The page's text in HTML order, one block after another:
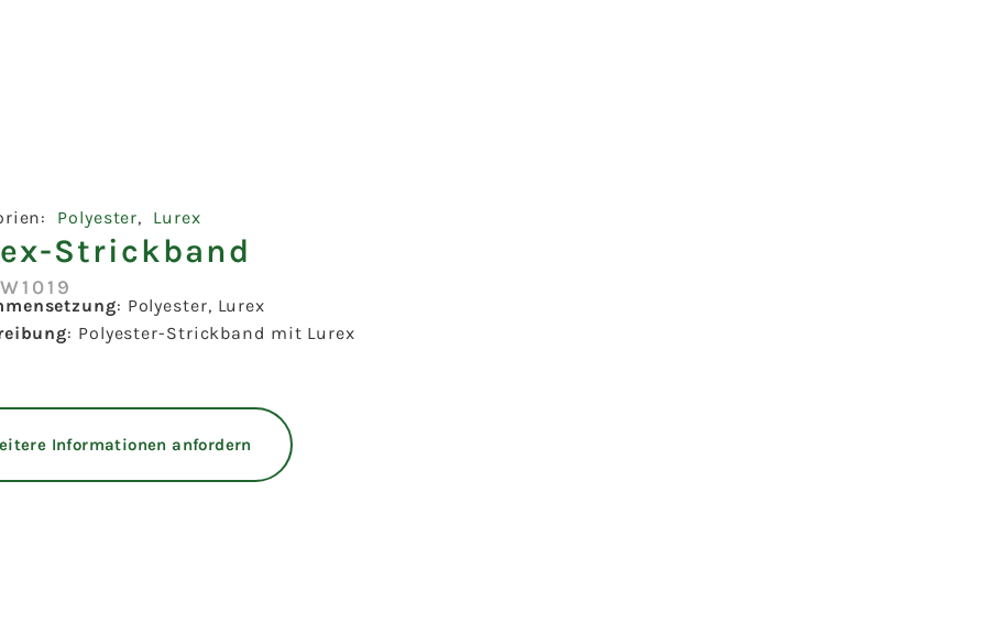
Polyester, Lurex
Strickband
: Polyester, Lurex
: Polyester-Strickband mit Lurex
Informationen anfordern